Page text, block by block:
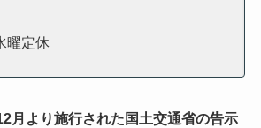
定休
月より施行された国土交通省の告示